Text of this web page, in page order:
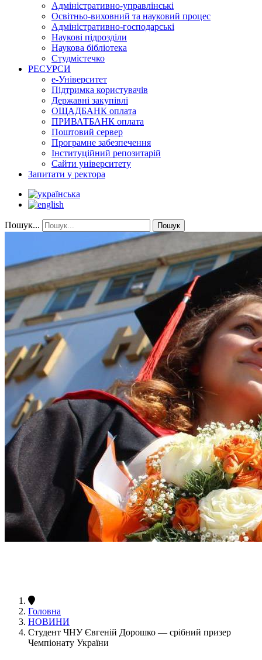
Адміністративно-управлінські
Освітньо-виховний та науковий процес
Адміністративно-господарські
Наукові підрозділи
Наукова бібліотека
Студмістечко
РЕСУРСИ
е-Університет
Підтримка користувачів
Державні закупівлі
ОЩАДБАНК оплата
ПРИВАТБАНК оплата
Поштовий сервер
Програмне забезпечення
Інституційний репозитарій
Сайти університету
Запитати у ректора
Пошук... Пошук
Головна
НОВИНИ
Студент ЧНУ Євгеній Дорошко — срібний призер
Чемпіонату України